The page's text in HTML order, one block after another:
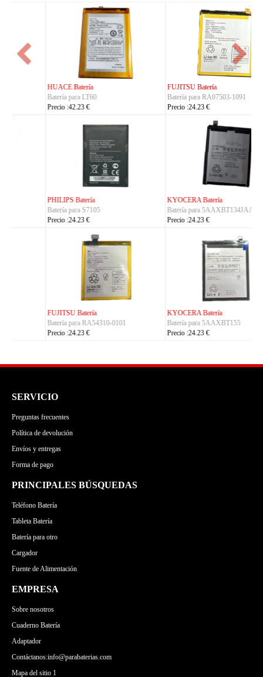
FUJITSU Batería
Batería para RA07503-1091
Precio :24.23 €
FUJITSU Batería
Batería para RA07504-1091
Precio :24.23 €
KYOCERA Batería
Batería para 5AAXBT134JAA
Precio :24.23 €
KYOCERA Batería
Batería para 5AAXBT113JAA
Precio :24.23 €
KYOCERA Batería
Batería para 5AAXBT155
Precio :24.23 €
ACE Batería
Batería para BAS022
Precio :24.23 €
SERVICIO
Preguntas frecuentes
Política de devolución
Envíos y entregas
Forma de pago
PRINCIPALES BÚSQUEDAS
Teléfono Batería
Tableta Batería
Batería para otro
Cargador
Fuente de Alimentación
EMPRESA
Sobre nosotros
Cuaderno Batería
Adaptador
Contáctanos:info@parabaterias.com
Mapa del sitio 1